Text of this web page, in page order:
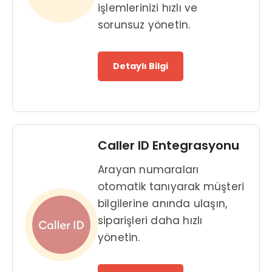
işlemlerinizi hızlı ve
sorunsuz yönetin.
Detaylı Bilgi
Caller ID Entegrasyonu
Arayan numaraları
otomatik tanıyarak müşteri
bilgilerine anında ulaşın,
siparişleri daha hızlı
yönetin.